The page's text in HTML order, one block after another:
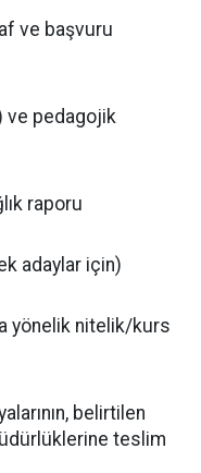
ve başvuru
ve pedagojik
raporu
adaylar için)
yönelik nitelik/kurs
belirtilen
teslim